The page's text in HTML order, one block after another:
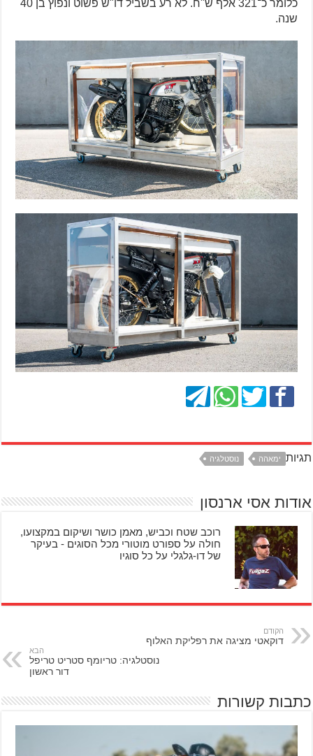
כלומר כ־321 אלף ש"ח. לא רע בשביל דו"ש פשוט ונפוץ בן 40
שנה.
תגיות ימאהה נוסטלגיה
אודות אסי ארנסון
רוכב שטח וכביש, מאמן כושר ושיקום במקצועו,
חולה על ספורט מוטורי מכל הסוגים - בעיקר
של דו-גלגלי על כל סוגיו
הקודם
דוקאטי מציגה את רפליקת האלוף
הבא
נוסטלגיה: טריומף סטריט טריפל
דור ראשון
כתבות קשורות